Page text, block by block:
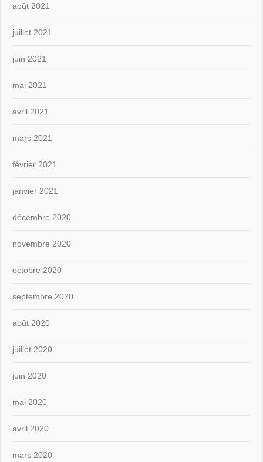
août 2021
juillet 2021
juin 2021
mai 2021
avril 2021
mars 2021
février 2021
janvier 2021
décembre 2020
novembre 2020
octobre 2020
septembre 2020
août 2020
juillet 2020
juin 2020
mai 2020
avril 2020
mars 2020